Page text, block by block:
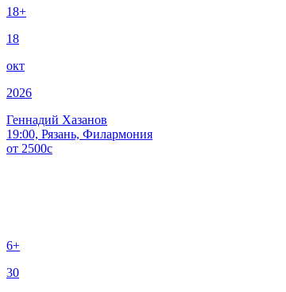
18+
18
окт
2026
Геннадий Хазанов
19:00, Рязань, Филармония
от 2500c
6+
30